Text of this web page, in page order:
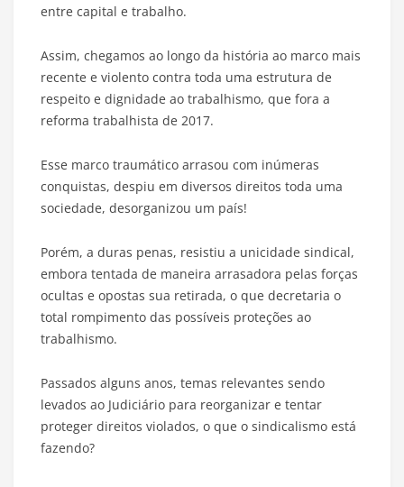
entre capital e trabalho.
Assim, chegamos ao longo da história ao marco mais
recente e violento contra toda uma estrutura de
respeito e dignidade ao trabalhismo, que fora a
reforma trabalhista de 2017.
Esse marco traumático arrasou com inúmeras
conquistas, despiu em diversos direitos toda uma
sociedade, desorganizou um país!
Porém, a duras penas, resistiu a unicidade sindical,
embora tentada de maneira arrasadora pelas forças
ocultas e opostas sua retirada, o que decretaria o
total rompimento das possíveis proteções ao
trabalhismo.
Passados alguns anos, temas relevantes sendo
levados ao Judiciário para reorganizar e tentar
proteger direitos violados, o que o sindicalismo está
fazendo?